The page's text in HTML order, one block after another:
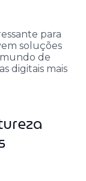
para
soluções
de
digitais mais